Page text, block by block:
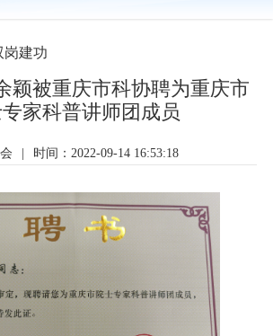
岗建功
颖被重庆市科协聘为重庆市
家科普讲师团成员
时间：2022-09-14 16:53:18